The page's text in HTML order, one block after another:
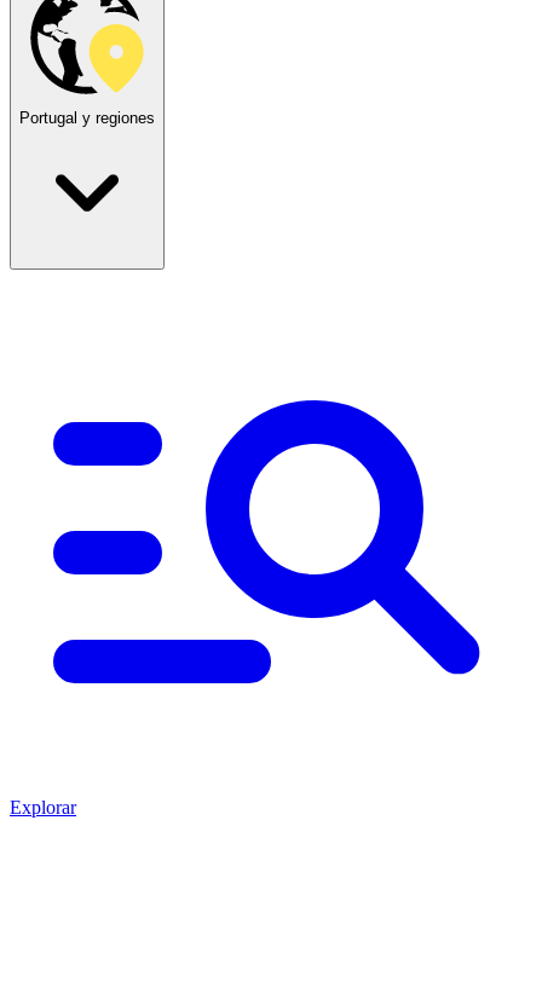
Portugal y regiones
Explorar